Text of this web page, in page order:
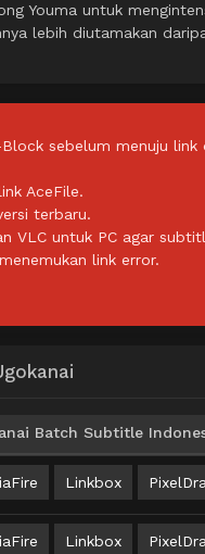
Youma untuk
lebih diutamakan
sebelum menuju link
AceFile.
terbaru.
VLC untuk PC agar
link error.
Batch Subtitle
Linkbox
Linkbox